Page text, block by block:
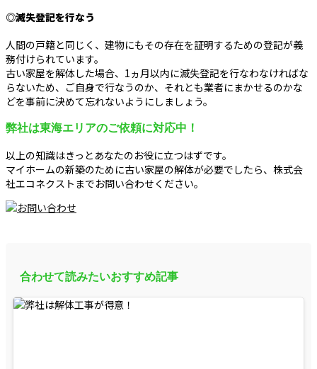
◎滅失登記を行なう
人間の戸籍と同じく、建物にもその存在を証明するための登記が義
務付けられています。
古い家屋を解体した場合、1ヵ月以内に滅失登記を行なわなければな
らないため、ご自身で行なうのか、それとも業者にまかせるのかな
どを事前に決めて忘れないようにしましょう。
弊社は東海エリアのご依頼に対応中！
以上の知識はきっとあなたのお役に立つはずです。
マイホームの新築のために古い家屋の解体が必要でしたら、株式会
社エコネクストまでお問い合わせください。
合わせて読みたいおすすめ記事